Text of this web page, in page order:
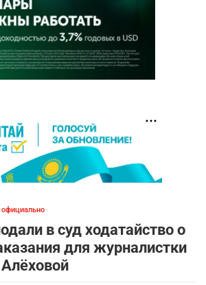
официально
в суд ходатайство о
для журналистки